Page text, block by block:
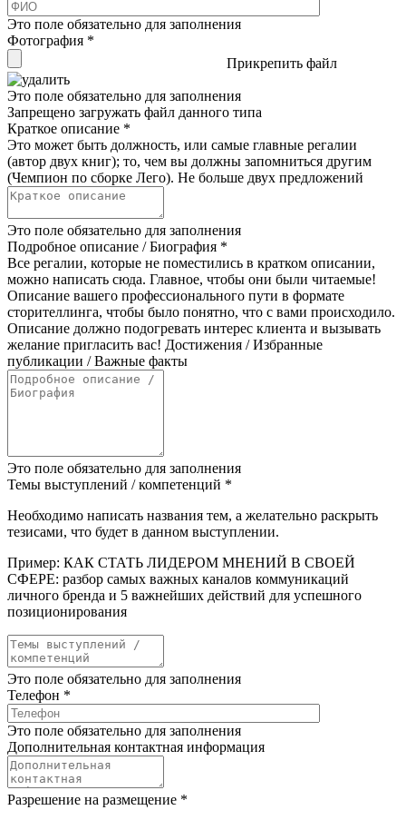
Это поле обязательно для заполнения
Фотография *
Прикрепить файл
Это поле обязательно для заполнения
Запрещено загружать файл данного типа
Краткое описание *
Это может быть должность, или самые главные регалии
(автор двух книг); то, чем вы должны запомниться другим
(Чемпион по сборке Лего). Не больше двух предложений
Это поле обязательно для заполнения
Подробное описание / Биография *
Все регалии, которые не поместились в кратком описании,
можно написать сюда. Главное, чтобы они были читаемые!
Описание вашего профессионального пути в формате
сторителлинга, чтобы было понятно, что с вами происходило.
Описание должно подогревать интерес клиента и вызывать
желание пригласить вас! Достижения / Избранные
публикации / Важные факты
Это поле обязательно для заполнения
Темы выступлений / компетенций *
Необходимо написать названия тем, а желательно раскрыть
тезисами, что будет в данном выступлении.
Пример: КАК СТАТЬ ЛИДЕРОМ МНЕНИЙ В СВОЕЙ
СФЕРЕ: разбор самых важных каналов коммуникаций
личного бренда и 5 важнейших действий для успешного
позиционирования
Это поле обязательно для заполнения
Телефон *
Это поле обязательно для заполнения
Дополнительная контактная информация
Разрешение на размещение *